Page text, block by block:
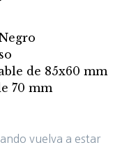
de 85x60 mm
70 mm
vuelva a estar